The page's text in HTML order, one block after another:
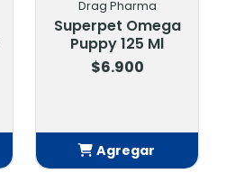
Drag Pharma
Superpet Omega
Puppy 125 Ml
$6.900
Agregar